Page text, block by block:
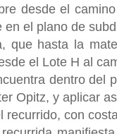
desde el
el plano de
que hasta la
el Lote H al
dentro del
Opitz, y aplicar
recurrido, con